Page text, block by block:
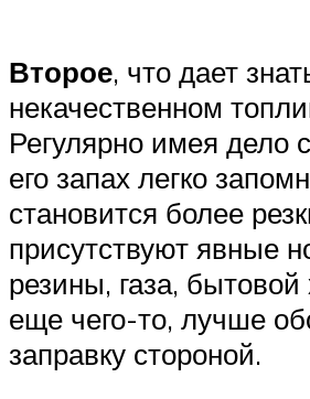
Второе, что дает
некачественном
Регулярно имея дело
его запах легко
становится более
присутствуют явные
резины, газа,
еще чего-то, лучше
заправку стороной.